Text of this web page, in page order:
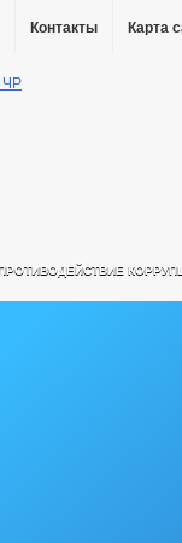
Контакты Карта